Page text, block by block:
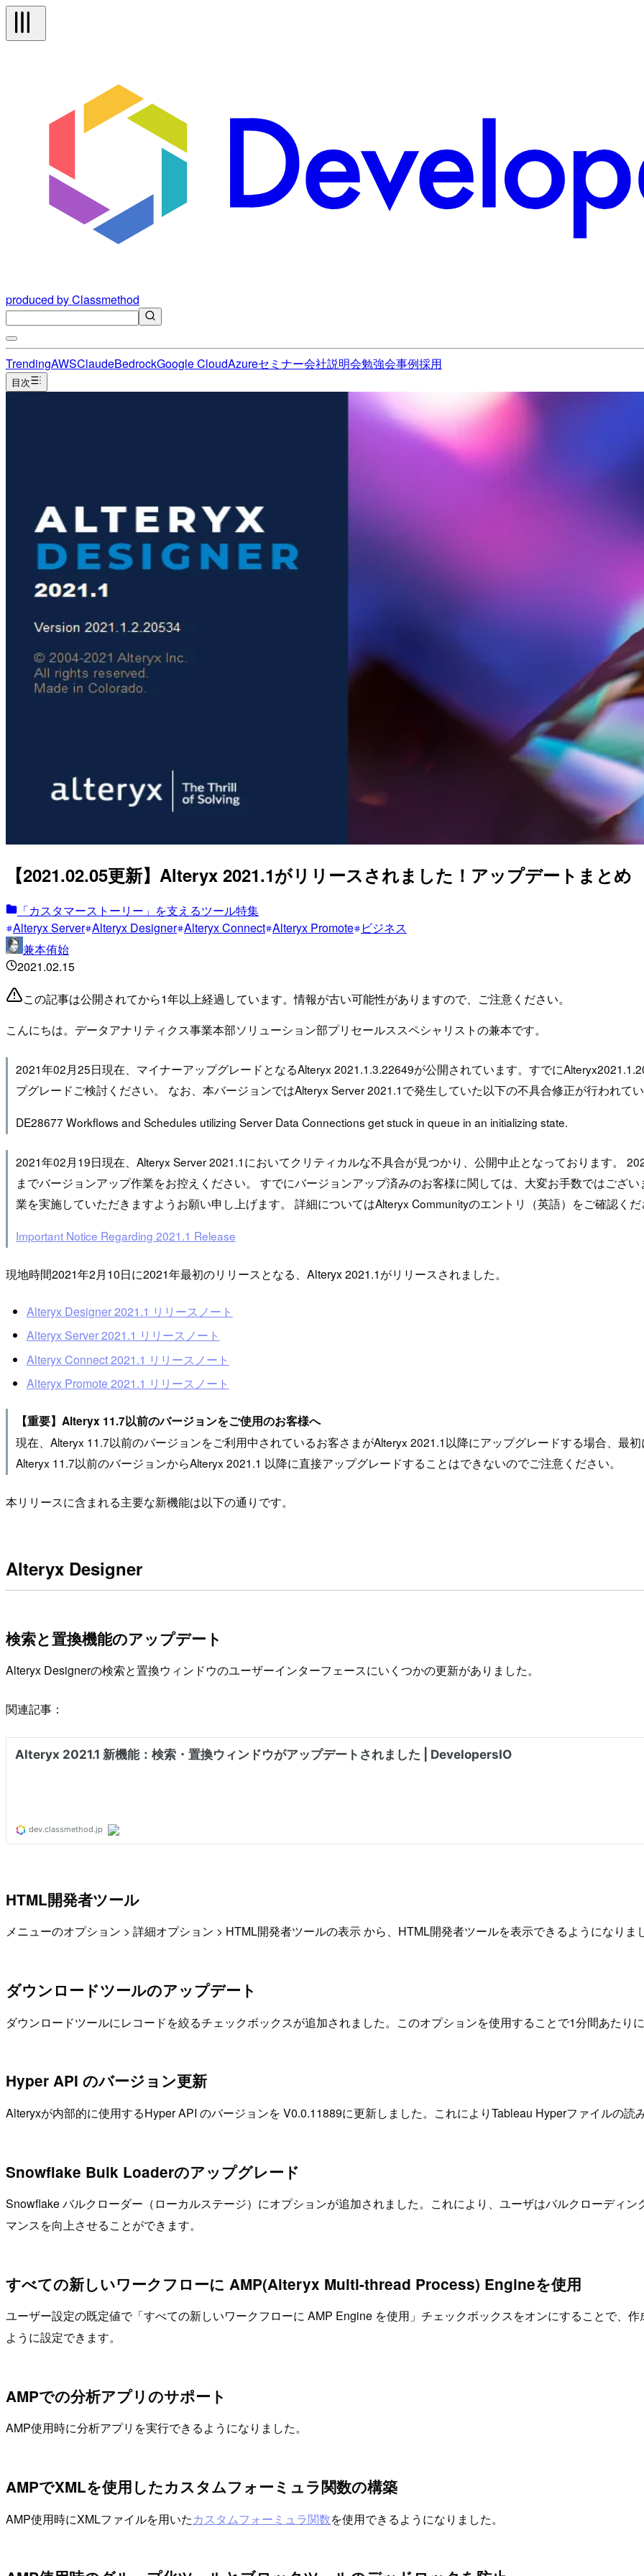
produced by Classmethod
TrendingAWSClaudeBedrockGoogle CloudAzureセミナー会社説明会勉強会事例採用
目次
【2021.02.05更新】Alteryx 2021.1がリリースされました！アップデートまとめ
「カスタマーストーリー」を支えるツール特集
Alteryx Server Alteryx Designer Alteryx Connect Alteryx Promote ビジネス
兼本侑始
2021.02.15
この記事は公開されてから1年以上経過しています。情報が古い可能性がありますので、ご注意ください。
こんにちは。データアナリティクス事業本部ソリューション部プリセールススペシャリストの兼本です。
2021年02月25日現在、マイナーアップグレードとなるAlteryx 2021.1.3.22649が公開されています。すでに
プグレードご検討ください。 なお、本バージョンではAlteryx Server 2021.1で発生していた以下の不具合修正が行われて
DE28677 Workflows and Schedules utilizing Server Data Connections get stuck in queue in an initializing state.
2021年02月19日現在、Alteryx Server 2021.1においてクリティカルな不具合が見つかり、公開中止となっております。
までバージョンアップ作業をお控えください。 すでにバージョンアップ済みのお客様に関しては、大変お手数ではござ
業を実施していただきますようお願い申し上げます。 詳細についてはAlteryx Communityのエントリ（英語）をご確認く
Important Notice Regarding 2021.1 Release
現地時間2021年2月10日に2021年最初のリリースとなる、Alteryx 2021.1がリリースされました。
Alteryx Designer 2021.1 リリースノート
Alteryx Server 2021.1 リリースノート
Alteryx Connect 2021.1 リリースノート
Alteryx Promote 2021.1 リリースノート
【重要】Alteryx 11.7以前のバージョンをご使用のお客様へ
現在、Alteryx 11.7以前のバージョンをご利用中されているお客さまがAlteryx 2021.1以降にアップグレードする場合、最
Alteryx 11.7以前のバージョンからAlteryx 2021.1 以降に直接アップグレードすることはできないのでご注意ください。
本リリースに含まれる主要な新機能は以下の通りです。
Alteryx Designer
検索と置換機能のアップデート
Alteryx Designerの検索と置換ウィンドウのユーザーインターフェースにいくつかの更新がありました。
関連記事：
HTML開発者ツール
メニューのオプション > 詳細オプション > HTML開発者ツールの表示 から、HTML開発者ツールを表示できるようになりま
ダウンロードツールのアップデート
ダウンロードツールにレコードを絞るチェックボックスが追加されました。このオプションを使用することで1分間あたり
Hyper API のバージョン更新
Alteryxが内部的に使用するHyper API のバージョンを V0.0.11889に更新しました。これによりTableau Hyperファイルの
Snowflake Bulk Loaderのアップグレード
Snowflake バルクローダー（ローカルステージ）にオプションが追加されました。これにより、ユーザはバルクローディ
マンスを向上させることができます。
すべての新しいワークフローに AMP(Alteryx Multi-thread Process) Engineを使用
ユーザー設定の既定値で「すべての新しいワークフローに AMP Engine を使用」チェックボックスをオンにすることで、
ように設定できます。
AMPでの分析アプリのサポート
AMP使用時に分析アプリを実行できるようになりました。
AMPでXMLを使用したカスタムフォーミュラ関数の構築
AMP使用時にXMLファイルを用いたカスタムフォーミュラ関数を使用できるようになりました。